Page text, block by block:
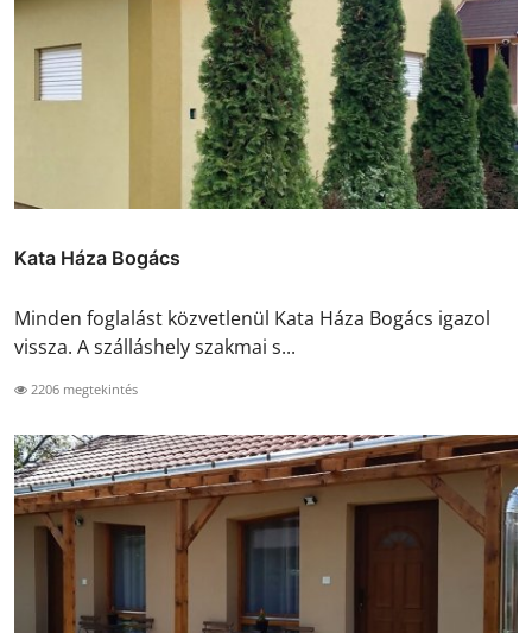
Kata Háza Bogács
Minden foglalást közvetlenül Kata Háza Bogács igazol
vissza. A szálláshely szakmai s...
2206 megtekintés